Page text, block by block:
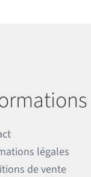
légales
de vente